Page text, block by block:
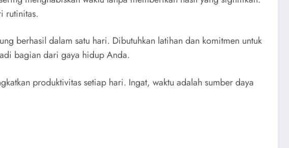
rutinitas.
berhasil dalam satu hari. Dibutuhkan latihan dan komitmen untuk
bagian dari gaya hidup Anda.
produktivitas setiap hari. Ingat, waktu adalah sumber daya